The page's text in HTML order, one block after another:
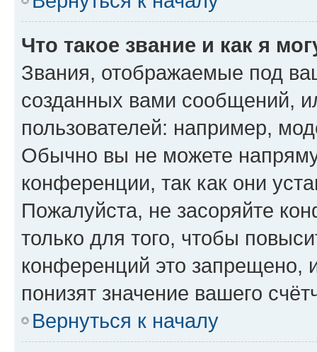
Что такое звание и как я
Звания, отображаемые под
созданных вами сообщений,
пользователей: например,
Обычно вы не можете
конференции, так как они
Пожалуйста, не засоряйте
только для того, чтобы
конференций это запрещено,
понизят значение вашего
Вернуться к началу